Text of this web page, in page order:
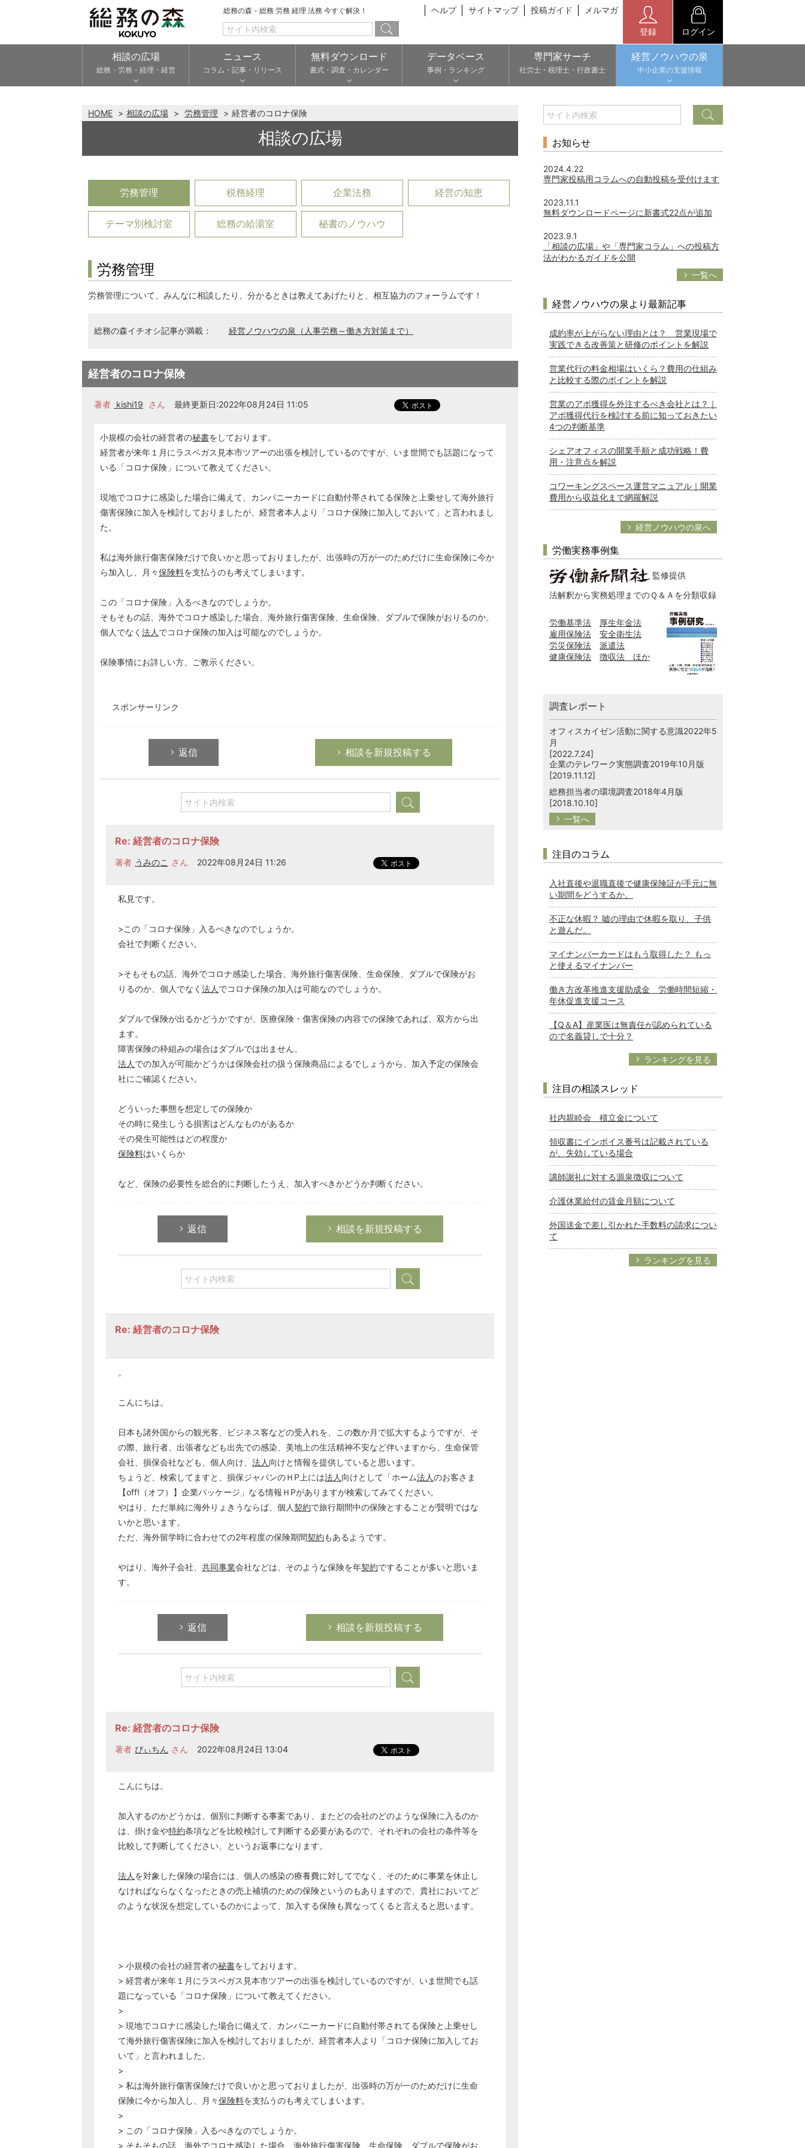
総務の森 - 総務 労務 経理 法務 今すぐ解決！ ヘルプ サイトマップ 投稿ガイド メルマガ
登録 ログイン
相談の広場
総務・労務・経理・経営
ニュース
コラム・記事・リリース
無料ダウンロード
書式・調査・カレンダー
データベース
事例・ランキング
専門家サーチ
社労士・税理士・行政書士
経営ノウハウの泉
中小企業の支援情報
HOME 相談の広場 労務管理 経営者のコロナ保険
相談の広場
労務管理 税務経理 企業法務 経営の知恵
テーマ別検討室 総務の給湯室 秘書のノウハウ
労務管理
労務管理について、みんなに相談したり、分かるときは教えてあげたりと、相互協力のフォーラムです！
総務の森イチオシ記事が満載： 経営ノウハウの泉（人事労務～働き方対策まで）
経営者のコロナ保険
著者 kishi19 さん 最終更新日:2022年08月24日 11:05
小規模の会社の経営者の秘書をしております。
経営者が来年１月にラスベガス見本市ツアーの出張を検討しているのですが、いま世間でも話題になって
いる「コロナ保険」について教えてください。
現地でコロナに感染した場合に備えて、カンパニーカードに自動付帯されてる保険と上乗せして海外旅行
傷害保険に加入を検討しておりましたが、経営者本人より「コロナ保険に加入しておいて」と言われまし
た。
私は海外旅行傷害保険だけで良いかと思っておりましたが、出張時の万が一のためだけに生命保険に今か
ら加入し、月々保険料を支払うのも考えてしまいます。
この「コロナ保険」入るべきなのでしょうか。
そもそもの話、海外でコロナ感染した場合、海外旅行傷害保険、生命保険、ダブルで保険がおりるのか、
個人でなく 法人 でコロナ保険の加入は可能なのでしょうか。
保険事情にお詳しい方、ご教示ください。
スポンサーリンク
返信 相談を新規投稿する
Re: 経営者のコロナ保険
著者 うみのこ さん 2022年08月24日 11:26
私見です。
>この「コロナ保険」入るべきなのでしょうか。
会社で判断ください。
>そもそもの話、海外でコロナ感染した場合、海外旅行傷害保険、生命保険、ダブルで保険がお
りるのか、個人でなく 法人 でコロナ保険の加入は可能なのでしょうか。
ダブルで保険が出るかどうかですが、医療保険・傷害保険の内容での保険であれば、双方から出
ます。
障害保険の枠組みの場合はダブルでは出ません。
法人 での加入が可能かどうかは保険会社の扱う保険商品によるでしょうから、加入予定の保険会
社にご確認ください。
どういった事態を想定しての保険か
その時に発生しうる損害はどんなものがあるか
その発生可能性はどの程度か
保険料はいくらか
など、保険の必要性を総合的に判断したうえ、加入すべきかどうか判断ください。
返信 相談を新規投稿する
Re: 経営者のコロナ保険
。
こんにちは。
日本も諸外国からの観光客、ビジネス客などの受入れを、この数か月で拡大するようですが、そ
の際、旅行者、出張者なども出先での感染、美地上の生活精神不安など伴いますから、生命保管
会社、損保会社なども、個人向け、 法人 向けと情報を提供していると思います。
ちょうど、検索してますと、損保ジャパンのＨP上には法人 向けとして「ホーム法人のお客さま
【off!（オフ）】企業パッケージ」なる情報ＨPがありますが検索してみてください。
やはり、ただ単純に海外りょきうならば、個人契約で旅行期間中の保険とすることが賢明ではな
いかと思います。
ただ、海外留学時に合わせての2年程度の保険期間契約もあるようです。
やはり、海外子会社、 共同事業会社などは、そのような保険を年契約ですることが多いと思いま
す。
返信 相談を新規投稿する
Re: 経営者のコロナ保険
著者 ぴぃちん さん 2022年08月24日 13:04
こんにちは。
加入するのかどうかは、個別に判断する事案であり、またどの会社のどのような保険に入るのか
は、掛け金や特約条項などを比較検討して判断する必要があるので、それぞれの会社の条件等を
比較して判断してください、というお返事になります。
法人 を対象した保険の場合には、個人の感染の療養費に対してでなく、そのために事業を休止し
なければならなくなったときの売上補填のための保険というのもありますので、貴社においてど
のような状況を想定しているのかによって、加入する保険も異なってくると言えると思います。
> 小規模の会社の経営者の秘書をしております。
> 経営者が来年１月にラスベガス見本市ツアーの出張を検討しているのですが、いま世間でも話
題になっている「コロナ保険」について教えてください。
>
> 現地でコロナに感染した場合に備えて、カンパニーカードに自動付帯されてる保険と上乗せし
て海外旅行傷害保険に加入を検討しておりましたが、経営者本人より「コロナ保険に加入してお
いて」と言われました。
>
> 私は海外旅行傷害保険だけで良いかと思っておりましたが、出張時の万が一のためだけに生命
保険に今から加入し、月々保険料を支払うのも考えてしまいます。
>
> この「コロナ保険」入るべきなのでしょうか。
> そもそもの話、海外でコロナ感染した場合、海外旅行傷害保険、生命保険、ダブルで保険がお
どのカテゴリーに投稿しますか？
お知らせ
2024.4.22
専門家投稿用コラムへの自動投稿を受付けます
2023.11.1
無料ダウンロードページに新書式22点が追加
2023.9.1
「相談の広場」や「専門家コラム」への投稿方
法がわかるガイドを公開
一覧へ
経営ノウハウの泉より最新記事
成約率が上がらない理由とは？ 営業現場で
実践できる改善策と研修のポイントを解説
営業代行の料金相場はいくら？費用の仕組み
と比較する際のポイントを解説
営業のアポ獲得を外注するべき会社とは？｜
アポ獲得代行を検討する前に知っておきたい
4つの判断基準
シェアオフィスの開業手順と成功戦略！費
用・注意点を解説
コワーキングスペース運営マニュアル｜開業
費用から収益化まで網羅解説
経営ノウハウの泉へ
労働実務事例集
監修提供
法解釈から実務処理までのＱ＆Ａを分類収録
労働基準法
厚生年金法
雇用保険法
安全衛生法
労災保険法
派遣法
健康保険法
徴収法 ほか
調査レポート
オフィスカイゼン活動に関する意識2022年5
月
[2022.7.24]
企業のテレワーク実態調査2019年10月版
[2019.11.12]
総務担当者の環境調査2018年4月版
[2018.10.10]
一覧へ
注目のコラム
入社直後や退職直後で健康保険証が手元に無
い期間をどうするか。
不正な休暇？ 嘘の理由で休暇を取り、子供
と遊んだ。
マイナンバーカードはもう取得した？ もっ
と使えるマイナンバー
働き方改革推進支援助成金 労働時間短縮・
年休促進支援コース
【Q＆A】産業医は無責任が認められている
ので名義貸しで十分？
ランキングを見る
注目の相談スレッド
社内親睦会 積立金について
領収書にインボイス番号は記載されている
が、失効している場合
講師謝礼に対する源泉徴収について
介護休業給付の賃金月額について
外国送金で差し引かれた手数料の請求につい
て
ランキングを見る